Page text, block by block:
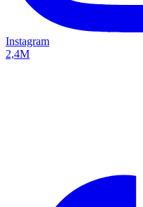
Instagram
2,4M